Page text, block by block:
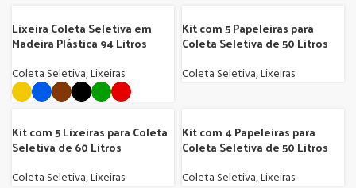
Lixeira Coleta Seletiva em
Madeira Plástica 94 Litros
Coleta Seletiva,Lixeiras
Kit com 5 Papeleiras para
Coleta Seletiva de 50 Litros
Coleta Seletiva,Lixeiras
Kit com 5 Lixeiras para Coleta
Seletiva de 60 Litros
Coleta Seletiva,Lixeiras
Kit com 4 Papeleiras para
Coleta Seletiva de 50 Litros
Coleta Seletiva,Lixeiras